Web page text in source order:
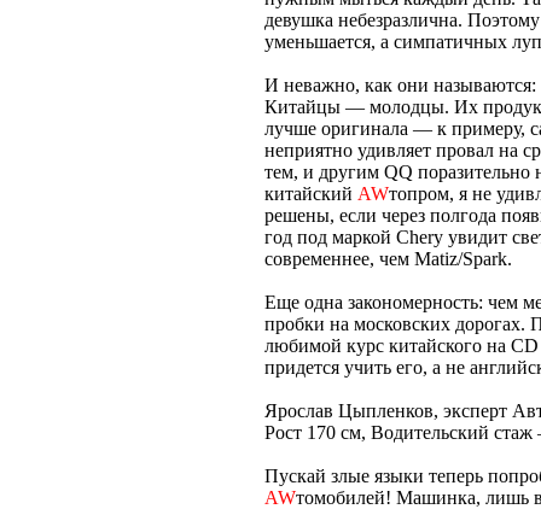
девушка небезразлична.
уменьшается, а симпатичных
И неважно, как они
Китайцы — молодцы. Их
лучше оригинала — к примеру,
неприятно удивляет провал на
тем, и другим QQ
китайский AWтопром, я не
решены, если через полгода
год под маркой Chery увидит
современнее, чем Matiz/Spark.
Еще одна закономерность: чем
пробки на московских дорогах.
любимой курс китайского на
придется учить его, а не
Ярослав Цыпленков, эксперт
Рост 170 см, Водительский
Пускай злые языки теперь
AWтомобилей! Машинка, лишь